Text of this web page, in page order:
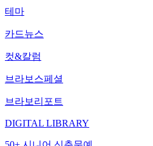
테마
카드뉴스
컷&칼럼
브라보스페셜
브라보리포트
DIGITAL LIBRARY